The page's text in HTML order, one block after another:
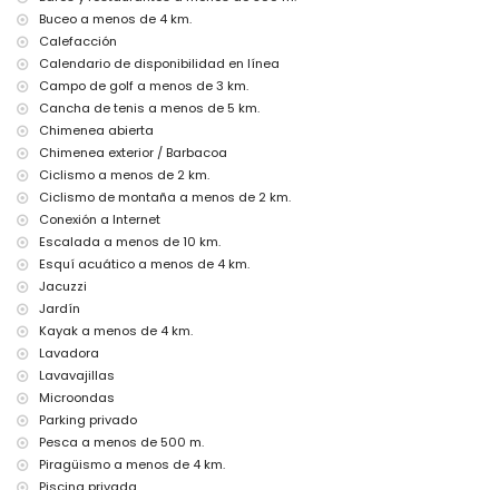
parque más cercano a menos de 3 kilómetros de la villa
aeropuerto más cercano: Alicante (a menos de 100 kilómetros de la
villa)
segundo aeropuerto más cercano: Valencia (a más de 100
kilómetros)
prohibido fumar
consultar si se admiten mascotas
El alojamiento es muy adecuado para familias con niños
Instalaciones y servicios incluidos en el precio del alquiler de la
villa
internet (fibra óptica)
aspiradora y plancha con tabla de planchar
ropa de cama y toallas
servicio de recepción y servicio de emergencia 24 horas
calefacción central y aire acondicionado
Instalaciones y servicios con cargo extra
jacuzzi exterior y calefacción de la piscina
cama extra y cama/cuna para niños (bajo petición)
Entretenimiento y actividades de ocio para sus vacaciones en
Moraira, Costa Blanca
discoteca y paseo marítimo (El Portet) (a menos de 5 kilómetros de la
Buceo a menos de 4 km.
Calefacción
Calendario de disponibilidad en línea
Campo de golf a menos de 3 km.
Cancha de tenis a menos de 5 km.
Chimenea abierta
Chimenea exterior / Barbacoa
Ciclismo a menos de 2 km.
Ciclismo de montaña a menos de 2 km.
Conexión a Internet
Escalada a menos de 10 km.
Esquí acuático a menos de 4 km.
Jacuzzi
Jardín
Kayak a menos de 4 km.
Lavadora
Lavavajillas
Microondas
Parking privado
Pesca a menos de 500 m.
Piragüismo a menos de 4 km.